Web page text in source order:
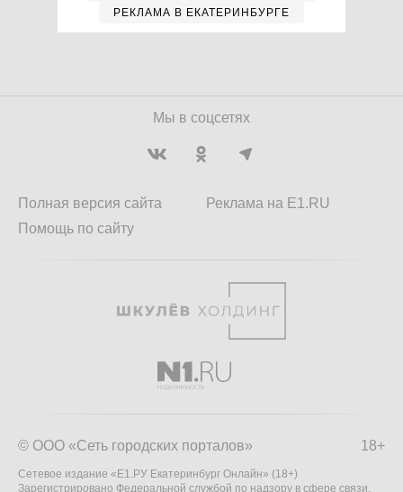
РЕКЛАМА В ЕКАТЕРИНБУРГЕ
Мы в соцсетях
Полная версия сайта
Помощь по сайту
Реклама на E1.RU
18+
© ООО «Сеть городских порталов»
Сетевое издание «Е1.РУ Екатеринбург Онлайн» (18+)
Зарегистрировано Федеральной службой по надзору в сфере связи,